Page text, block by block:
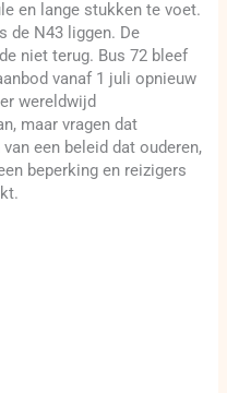
en lange stukken te voet.
de N43 liggen. De
niet terug. Bus 72 bleef
vanaf 1 juli opnieuw
wereldwijd
maar vragen dat
een beleid dat ouderen,
beperking en reizigers